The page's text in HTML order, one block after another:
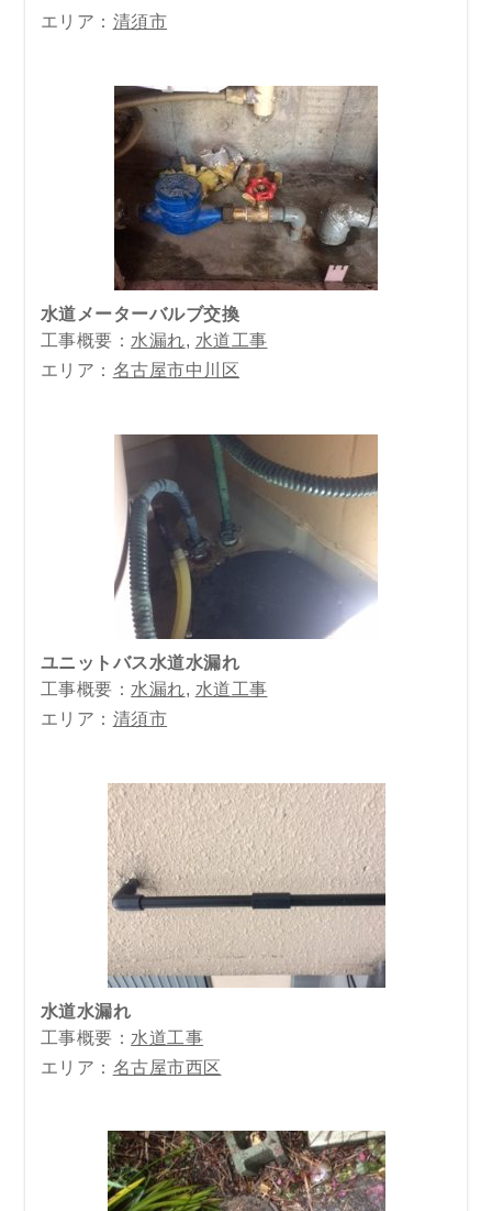
エリア： 清須市
水道メーターバルブ交換
工事概要： 水漏れ
水道工事
エリア： 名古屋市中川区
ユニットバス水道水漏れ
工事概要： 水漏れ
水道工事
エリア： 清須市
水道水漏れ
工事概要： 水道工事
エリア： 名古屋市西区